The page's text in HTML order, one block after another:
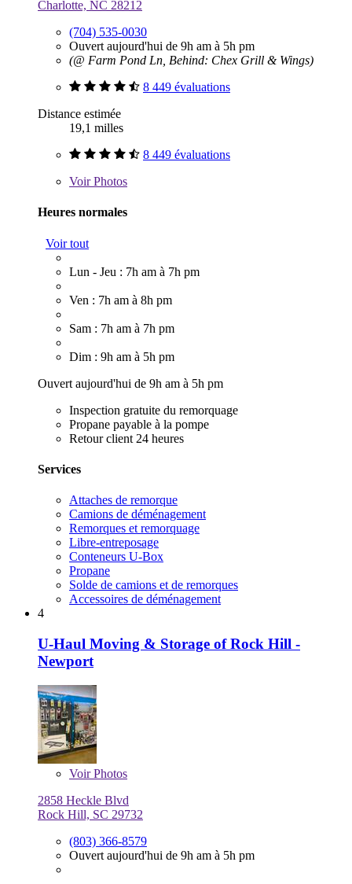
Charlotte, NC 28212
(704) 535-0030
Ouvert aujourd'hui de 9h am à 5h pm
(@ Farm Pond Ln, Behind: Chex Grill & Wings)
8 449 évaluations
Distance estimée
19,1 milles
8 449 évaluations
VoirPhotos
Heures normales
Voir tout
Lun - Jeu : 7h am à 7h pm
Ven : 7h am à 8h pm
Sam : 7h am à 7h pm
Dim : 9h am à 5h pm
Ouvert aujourd'hui de 9h am à 5h pm
Inspection gratuite du remorquage
Propane payable à la pompe
Retour client 24 heures
Services
Attaches de remorque
Camions de déménagement
Remorques et remorquage
Libre-entreposage
Conteneurs U-Box
Propane
Solde de camions et de remorques
Accessoires de déménagement
4
U-Haul Moving & Storage of Rock Hill -
Newport
VoirPhotos
2858 Heckle Blvd
Rock Hill, SC 29732
(803) 366-8579
Ouvert aujourd'hui de 9h am à 5h pm